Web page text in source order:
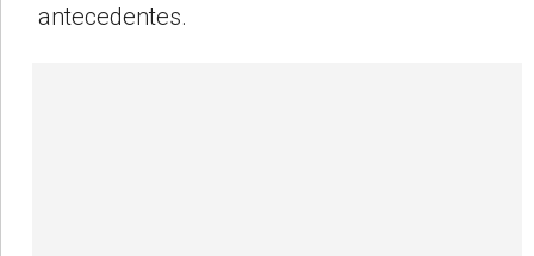
antecedentes.